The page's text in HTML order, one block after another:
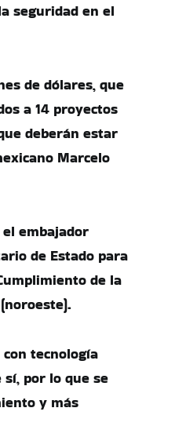
seguridad en el
de dólares, que
a 14 proyectos
deberán estar
Marcelo
embajador
de Estado para
de la
tecnología
por lo que se
y más